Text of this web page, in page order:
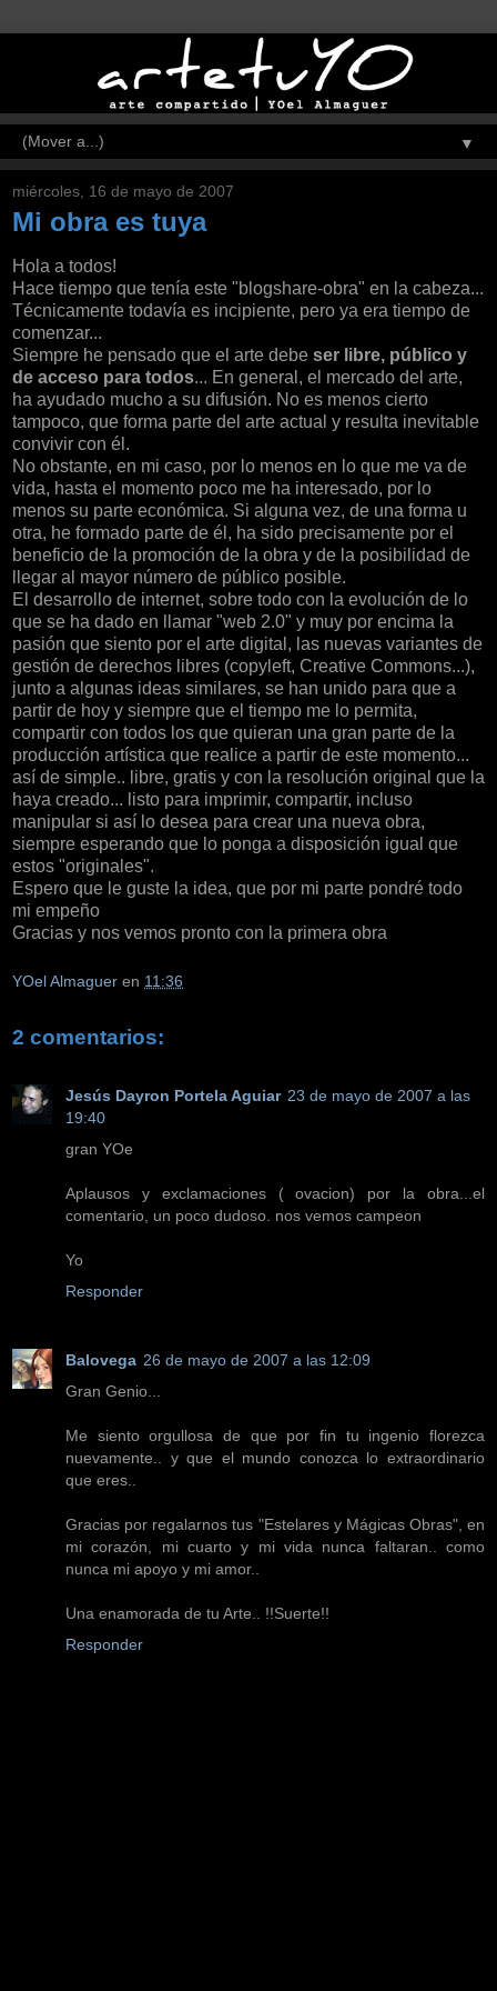
▼
miércoles, 16 de mayo de 2007
Mi obra es tuya
Hola a todos!
Hace tiempo que tenía este "blogshare-obra" en la cabeza...
Técnicamente todavía es incipiente, pero ya era tiempo de
comenzar...
Siempre he pensado que el arte debe ser libre, público y
de acceso para todos... En general, el mercado del arte,
ha ayudado mucho a su difusión. No es menos cierto
tampoco, que forma parte del arte actual y resulta inevitable
convivir con él.
No obstante, en mi caso, por lo menos en lo que me va de
vida, hasta el momento poco me ha interesado, por lo
menos su parte económica. Si alguna vez, de una forma u
otra, he formado parte de él, ha sido precisamente por el
beneficio de la promoción de la obra y de la posibilidad de
llegar al mayor número de público posible.
El desarrollo de internet, sobre todo con la evolución de lo
que se ha dado en llamar "web 2.0" y muy por encima la
pasión que siento por el arte digital, las nuevas variantes de
gestión de derechos libres (copyleft, Creative Commons...),
junto a algunas ideas similares, se han unido para que a
partir de hoy y siempre que el tiempo me lo permita,
compartir con todos los que quieran una gran parte de la
producción artística que realice a partir de este momento...
así de simple.. libre, gratis y con la resolución original que la
haya creado... listo para imprimir, compartir, incluso
manipular si así lo desea para crear una nueva obra,
siempre esperando que lo ponga a disposición igual que
estos "originales".
Espero que le guste la idea, que por mi parte pondré todo
mi empeño
Gracias y nos vemos pronto con la primera obra
YOel Almaguer en 11:36
2 comentarios:
Jesús Dayron Portela Aguiar 23 de mayo de 2007 a las
19:40
gran YOe
Aplausos y exclamaciones ( ovacion) por la obra...el
comentario, un poco dudoso. nos vemos campeon
Yo
Responder
Balovega 26 de mayo de 2007 a las 12:09
Gran Genio...
Me siento orgullosa de que por fin tu ingenio florezca
nuevamente.. y que el mundo conozca lo extraordinario
que eres..
Gracias por regalarnos tus "Estelares y Mágicas Obras", en
mi corazón, mi cuarto y mi vida nunca faltaran.. como
nunca mi apoyo y mi amor..
Una enamorada de tu Arte.. !!Suerte!!
Responder